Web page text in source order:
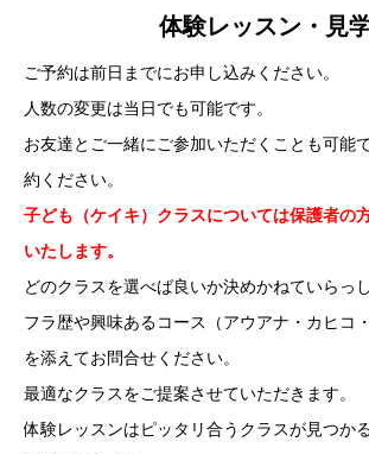
体験レッスン・見
ご予約は前日までにお申し込みください。
人数の変更は当日でも可能です。
お友達とご一緒にご参加いただくことも可能
約ください。
子ども（ケイキ）クラスについては保護者の
いたします。
どのクラスを選べば良いか決めかねていらっ
フラ歴や興味あるコース（アウアナ・カヒコ
を添えてお問合せください。
最適なクラスをご提案させていただきます。
体験レッスンはピッタリ合うクラスが見つか